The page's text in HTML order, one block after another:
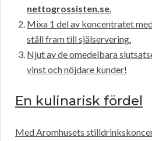
nettogrossisten.se.
Mixa 1 del av koncentratet
ställ fram till själservering.
Njut av de omedelbara
vinst och nöjdare kunder!
En kulinarisk fördel
Med Aromhusets